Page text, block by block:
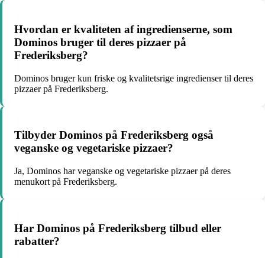
Hvordan er kvaliteten af ingredienserne, som
Dominos bruger til deres pizzaer på
Frederiksberg?
Dominos bruger kun friske og kvalitetsrige ingredienser til deres
pizzaer på Frederiksberg.
Tilbyder Dominos på Frederiksberg også
veganske og vegetariske pizzaer?
Ja, Dominos har veganske og vegetariske pizzaer på deres
menukort på Frederiksberg.
Har Dominos på Frederiksberg tilbud eller
rabatter?